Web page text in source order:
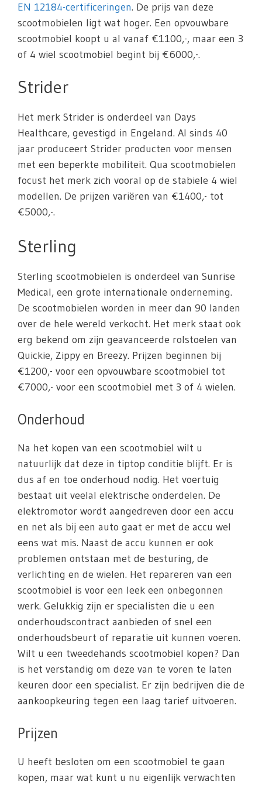
EN 12184-certificeringen. De prijs van deze
scootmobielen ligt wat hoger. Een opvouwbare
scootmobiel koopt u al vanaf €1100,-, maar een 3
of 4 wiel scootmobiel begint bij €6000,-.
Strider
Het merk Strider is onderdeel van Days
Healthcare, gevestigd in Engeland. Al sinds 40
jaar produceert Strider producten voor mensen
met een beperkte mobiliteit. Qua scootmobielen
focust het merk zich vooral op de stabiele 4 wiel
modellen. De prijzen variëren van €1400,- tot
€5000,-.
Sterling
Sterling scootmobielen is onderdeel van Sunrise
Medical, een grote internationale onderneming.
De scootmobielen worden in meer dan 90 landen
over de hele wereld verkocht. Het merk staat ook
erg bekend om zijn geavanceerde rolstoelen van
Quickie, Zippy en Breezy. Prijzen beginnen bij
€1200,- voor een opvouwbare scootmobiel tot
€7000,- voor een scootmobiel met 3 of 4 wielen.
Onderhoud
Na het kopen van een scootmobiel wilt u
natuurlijk dat deze in tiptop conditie blijft. Er is
dus af en toe onderhoud nodig. Het voertuig
bestaat uit veelal elektrische onderdelen. De
elektromotor wordt aangedreven door een accu
en net als bij een auto gaat er met de accu wel
eens wat mis. Naast de accu kunnen er ook
problemen ontstaan met de besturing, de
verlichting en de wielen. Het repareren van een
scootmobiel is voor een leek een onbegonnen
werk. Gelukkig zijn er specialisten die u een
onderhoudscontract aanbieden of snel een
onderhoudsbeurt of reparatie uit kunnen voeren.
Wilt u een tweedehands scootmobiel kopen? Dan
is het verstandig om deze van te voren te laten
keuren door een specialist. Er zijn bedrijven die de
aankoopkeuring tegen een laag tarief uitvoeren.
Prijzen
U heeft besloten om een scootmobiel te gaan
kopen, maar wat kunt u nu eigenlijk verwachten